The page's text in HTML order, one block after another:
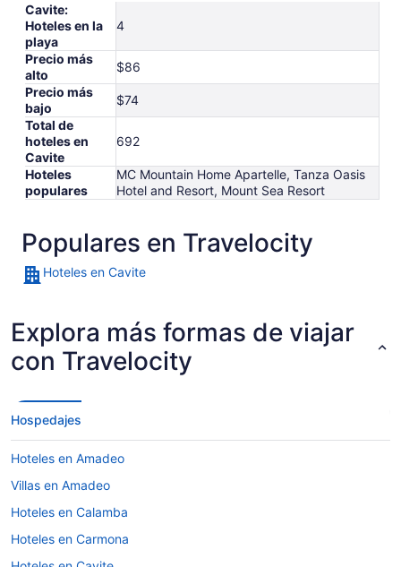
Cavite:
Hoteles en la
playa
4
Precio más
alto
$86
Precio más
bajo
$74
Total de
hoteles en
Cavite
692
Hoteles
populares
MC Mountain Home Apartelle, Tanza Oasis
Hotel and Resort, Mount Sea Resort
Populares en Travelocity
Hoteles en Cavite
Explora más formas de viajar
con Travelocity
Hospedajes
Hoteles en Amadeo
Villas en Amadeo
Hoteles en Calamba
Hoteles en Carmona